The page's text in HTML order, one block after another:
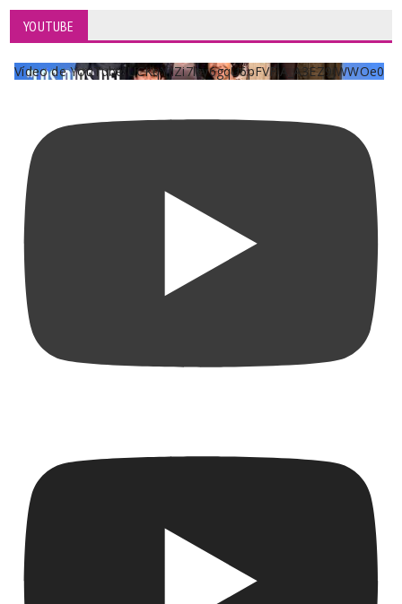
YOUTUBE
Vídeo de YouTube UCKqYjiZi7lzy6gqU6pFVFiA_A3EZ9JWWOe0